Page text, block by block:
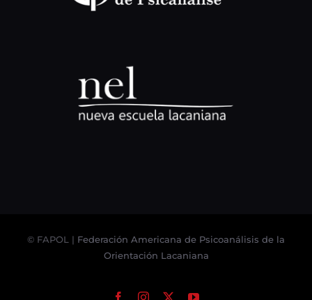
© FAPOL | Federación Americana de Psicoanálisis de la
Orientación Lacaniana
FacebookInstagram YouTube